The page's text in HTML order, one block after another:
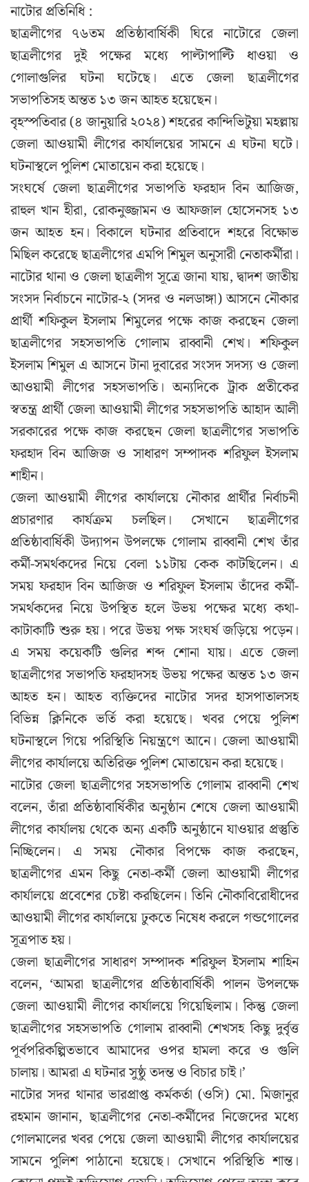
নাটোর প্রতিনিধি :
ছাত্রলীগের ৭৬তম প্রতিষ্ঠাবার্ষিকী ঘিরে নাটোরে জেলা
ছাত্রলীগের দুই পক্ষের মধ্যে পাল্টাপাল্টি ধাওয়া ও
গোলাগুলির ঘটনা ঘটেছে। এতে জেলা ছাত্রলীগের
সভাপতিসহ অন্তত ১৩ জন আহত হয়েছেন।
বৃহস্পতিবার (৪ জানুয়ারি ২০২৪) শহরের কান্দিভিটুয়া মহল্লায়
জেলা আওয়ামী লীগের কার্যালয়ের সামনে এ ঘটনা ঘটে।
ঘটনাস্থলে পুলিশ মোতায়েন করা হয়েছে।
সংঘর্ষে জেলা ছাত্রলীগের সভাপতি ফরহাদ বিন আজিজ,
রাহুল খান হীরা, রোকনুজ্জামন ও আফজাল হোসেনসহ ১৩
জন আহত হন। বিকালে ঘটনার প্রতিবাদে শহরে বিক্ষোভ
মিছিল করেছে ছাত্রলীগের এমপি শিমুল অনুসারী নেতাকর্মীরা।
নাটোর থানা ও জেলা ছাত্রলীগ সূত্রে জানা যায়, দ্বাদশ জাতীয়
সংসদ নির্বাচনে নাটোর-২ (সদর ও নলডাঙ্গা) আসনে নৌকার
প্রার্থী শফিকুল ইসলাম শিমুলের পক্ষে কাজ করছেন জেলা
ছাত্রলীগের সহসভাপতি গোলাম রাব্বানী শেখ। শফিকুল
ইসলাম শিমুল এ আসনে টানা দুবারের সংসদ সদস্য ও জেলা
আওয়ামী লীগের সহসভাপতি। অন্যদিকে ট্রাক প্রতীকের
স্বতন্ত্র প্রার্থী জেলা আওয়ামী লীগের সহসভাপতি আহাদ আলী
সরকারের পক্ষে কাজ করছেন জেলা ছাত্রলীগের সভাপতি
ফরহাদ বিন আজিজ ও সাধারণ সম্পাদক শরিফুল ইসলাম
শাহীন।
জেলা আওয়ামী লীগের কার্যালয়ে নৌকার প্রার্থীর নির্বাচনী
প্রচারণার কার্যক্রম চলছিল। সেখানে ছাত্রলীগের
প্রতিষ্ঠাবার্ষিকী উদ্যাপন উপলক্ষে গোলাম রাব্বানী শেখ তাঁর
কর্মী-সমর্থকদের নিয়ে বেলা ১১টায় কেক কাটছিলেন। এ
সময় ফরহাদ বিন আজিজ ও শরিফুল ইসলাম তাঁদের কর্মী-
সমর্থকদের নিয়ে উপস্থিত হলে উভয় পক্ষের মধ্যে কথা-
কাটাকাটি শুরু হয়। পরে উভয় পক্ষ সংঘর্ষ জড়িয়ে পড়েন।
এ সময় কয়েকটি গুলির শব্দ শোনা যায়। এতে জেলা
ছাত্রলীগের সভাপতি ফরহাদসহ উভয় পক্ষের অন্তত ১৩ জন
আহত হন। আহত ব্যক্তিদের নাটোর সদর হাসপাতালসহ
বিভিন্ন ক্লিনিকে ভর্তি করা হয়েছে। খবর পেয়ে পুলিশ
ঘটনাস্থলে গিয়ে পরিস্থিতি নিয়ন্ত্রণে আনে। জেলা আওয়ামী
লীগের কার্যালয়ে অতিরিক্ত পুলিশ মোতায়েন করা হয়েছে।
নাটোর জেলা ছাত্রলীগের সহসভাপতি গোলাম রাব্বানী শেখ
বলেন, তাঁরা প্রতিষ্ঠাবার্ষিকীর অনুষ্ঠান শেষে জেলা আওয়ামী
লীগের কার্যালয় থেকে অন্য একটি অনুষ্ঠানে যাওয়ার প্রস্তুতি
নিচ্ছিলেন। এ সময় নৌকার বিপক্ষে কাজ করছেন,
ছাত্রলীগের এমন কিছু নেতা-কর্মী জেলা আওয়ামী লীগের
কার্যালয়ে প্রবেশের চেষ্টা করছিলেন। তিনি নৌকাবিরোধীদের
আওয়ামী লীগের কার্যালয়ে ঢুকতে নিষেধ করলে গন্ডগোলের
সূত্রপাত হয়।
জেলা ছাত্রলীগের সাধারণ সম্পাদক শরিফুল ইসলাম শাহিন
বলেন, ‘আমরা ছাত্রলীগের প্রতিষ্ঠাবার্ষিকী পালন উপলক্ষে
জেলা আওয়ামী লীগের কার্যালয়ে গিয়েছিলাম। কিন্তু জেলা
ছাত্রলীগের সহসভাপতি গোলাম রাব্বানী শেখসহ কিছু দুর্বৃত্ত
পূর্বপরিকল্পিতভাবে আমাদের ওপর হামলা করে ও গুলি
চালায়। আমরা এ ঘটনার সুষ্ঠু তদন্ত ও বিচার চাই।’
নাটোর সদর থানার ভারপ্রাপ্ত কর্মকর্তা (ওসি) মো. মিজানুর
রহমান জানান, ছাত্রলীগের নেতা-কর্মীদের নিজেদের মধ্যে
গোলমালের খবর পেয়ে জেলা আওয়ামী লীগের কার্যালয়ের
সামনে পুলিশ পাঠানো হয়েছে। সেখানে পরিস্থিতি শান্ত।